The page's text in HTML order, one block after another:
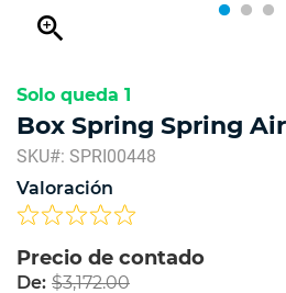
zoom_in
Solo queda 1
Box Spring Spring
SKU#: SPRI00448
Valoración
Precio de contado
De: $3,172.00